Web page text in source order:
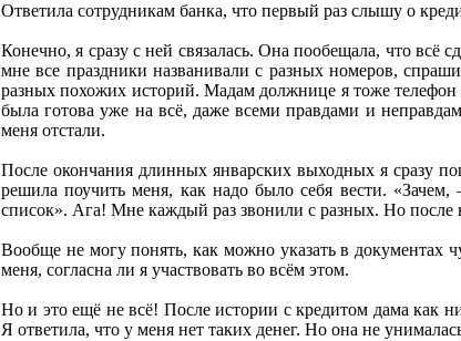
Ответила сотрудникам банка, что первый раз слышу о
Конечно, я сразу с ней связалась. Она пообещала, что
мне все праздники названивали с разных номеров,
разных похожих историй. Мадам должнице я тоже телефон
была готова уже на всё, даже всеми правдами и
меня отстали.
После окончания длинных январских выходных я сразу
решила поучить меня, как надо было себя вести.
список». Ага! Мне каждый раз звонили с разных. Но после
Вообще не могу понять, как можно указать в
меня, согласна ли я участвовать во всём этом.
Но и это ещё не всё! После истории с кредитом дама как
Я ответила, что у меня нет таких денег. Но она не